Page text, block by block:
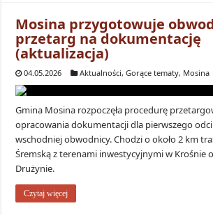
Mosina przygotowuje
przetarg na dokumentację
(aktualizacja)
04.05.2026 Aktualności,Gorące tematy, Mosina
Gmina Mosina rozpoczęła procedurę
opracowania dokumentacji dla pierwszego
wschodniej obwodnicy. Chodzi o około 2 km
Śremską z terenami inwestycyjnymi w Krośnie
Drużynie.
Czytaj więcej